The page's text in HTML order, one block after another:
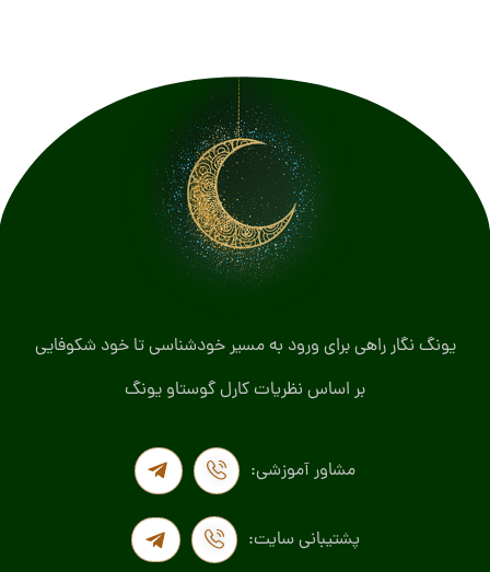
یونگ نگار راهی برای ورود به مسیر خودشناسی تا خود شکوفایی
بر اساس نظریات کارل گوستاو یونگ
مشاور آموزشی:
پشتیبانی سایت: